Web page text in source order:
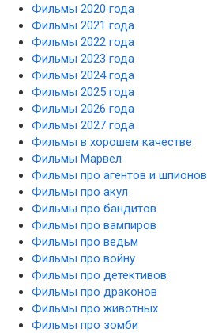
Фильмы 2020 года
Фильмы 2021 года
Фильмы 2022 года
Фильмы 2023 года
Фильмы 2024 года
Фильмы 2025 года
Фильмы 2026 года
Фильмы 2027 года
Фильмы в хорошем качестве
Фильмы Марвел
Фильмы про агентов и шпионов
Фильмы про акул
Фильмы про бандитов
Фильмы про вампиров
Фильмы про ведьм
Фильмы про войну
Фильмы про детективов
Фильмы про драконов
Фильмы про животных
Фильмы про зомби